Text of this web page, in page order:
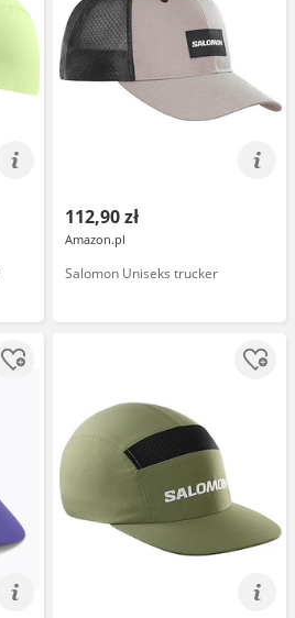
112,90 zł
Amazon.pl
Salomon Uniseks trucker